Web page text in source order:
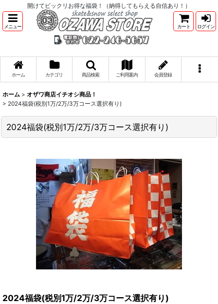
開けてビックリお得な福袋！（納得してもらえる自信あり！）
メニュー カート ログイン
ホーム カテゴリ 商品検索 ご利用案内 会員登録
ホーム > オザワ商店イチオシ商品！
> 2024福袋(税別1万/2万/3万コース選択有り)
2024福袋(税別1万/2万/3万コース選択有り)
2024福袋(税別1万/2万/3万コース選択有り)